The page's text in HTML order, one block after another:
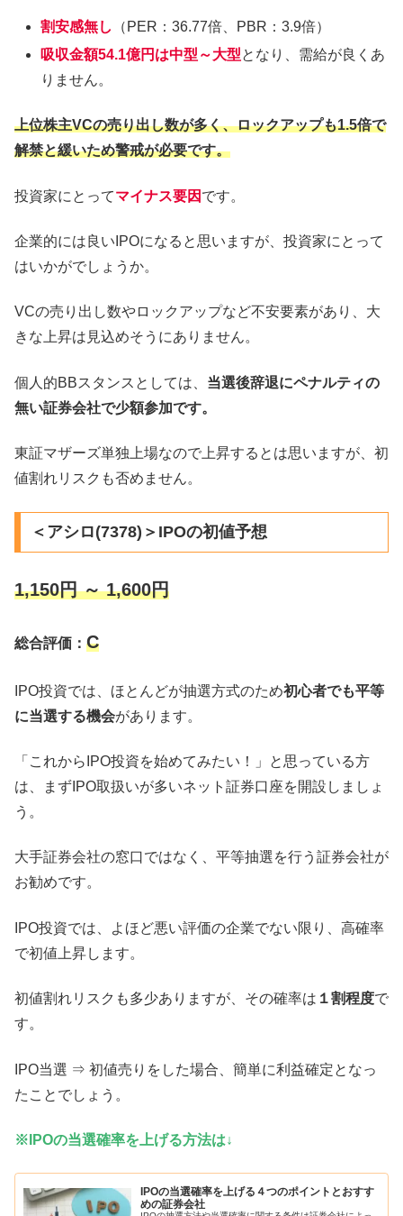
割安感無し
（PER：36.77倍、PBR：3.9倍）
吸収金額54.1億円は中型～大型となり、需給が良くあ
りません。
上位株主VCの売り出し数が多く、ロックアップも1.5倍で
解禁と緩いため警戒が必要です。
投資家にとってマイナス要因 です。
企業的には良いIPOになると思いますが、投資家にとって
はいかがでしょうか。
VCの売り出し数やロックアップなど不安要素があり、大
きな上昇は見込めそうにありません。
個人的BBスタンスとしては、 当選後辞退にペナルティの
無い証券会社で少額参加です。
東証マザーズ単独上場なので上昇するとは思いますが、初
値割れリスクも否めません。
＜アシロ(7378)＞IPOの初値予想
1,150円 ～ 1,600円
総合評価： C
IPO投資では、ほとんどが抽選方式のため初心者でも平等
に当選する機会があります。
「これからIPO投資を始めてみたい！」と思っている方
は、まずIPO取扱いが多いネット証券口座を開設しましょ
う。
大手証券会社の窓口ではなく、平等抽選を行う証券会社が
お勧めです。
IPO投資では、よほど悪い評価の企業でない限り、高確率
で初値上昇します。
初値割れリスクも多少ありますが、その確率は １割程度で
す。
IPO当選 ⇒ 初値売りをした場合、簡単に利益確定となっ
たことでしょう。
※IPOの当選確率を上げる方法は↓
IPOの当選確率を上げる４つのポイントとおすす
めの証券会社